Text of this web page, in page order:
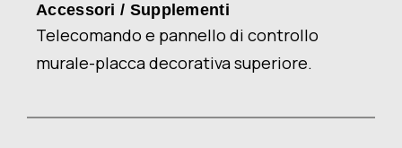
Accessori / Supplementi
Telecomando e pannello di controllo
murale-placca decorativa superiore.